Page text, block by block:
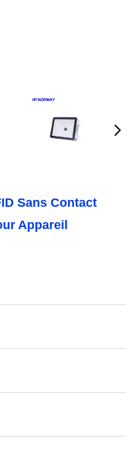
Sans Contact
Appareil